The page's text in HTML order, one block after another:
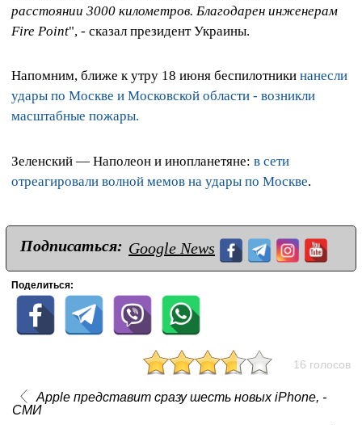
расстоянии 3000 километров. Благодарен инженерам
Fire Point", - сказал президент Украины.
Напомним, ближе к утру 18 июня беспилотники нанесли
удары по Москве и Московской области - возникли
масштабные пожары.
Зеленский — Наполеон и инопланетяне: в сети
отреагировали волной мемов на удары по Москве.
Подписаться: Google News
Поделиться:
16 голосов
Apple представит сразу шесть новых iPhone, -
СМИ